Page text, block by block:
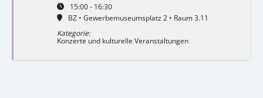
15:00 - 16:30
BZ • Gewerbemuseumsplatz 2 • Raum 3.11
Kategorie:
Konzerte und kulturelle Veranstaltungen